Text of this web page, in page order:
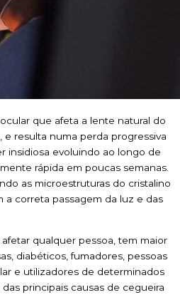
que afeta a lente natural do
e resulta numa perda progressiva
insidiosa evoluindo ao longo de
rápida em poucas semanas.
as microestruturas do cristalino
correta passagem da luz e das
qualquer pessoa, tem maior
diabéticos, fumadores, pessoas
e utilizadores de determinados
principais causas de cegueira